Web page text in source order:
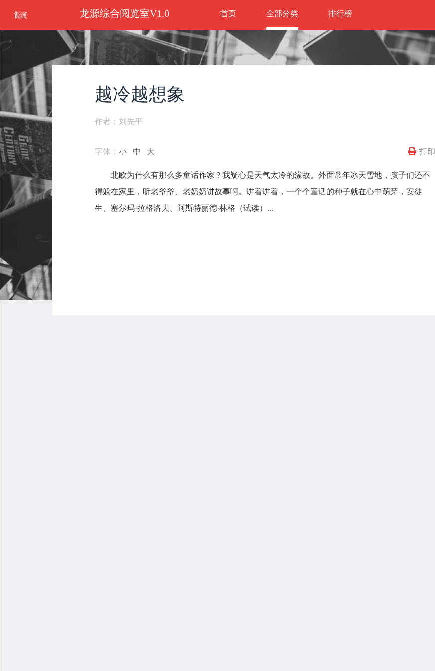
龙源综合阅览室V1.0 首页 全部分类 排行榜
越冷越想象
作者：刘先平
字体：小 中 大 打印
北欧为什么有那么多童话作家？我疑心是天气太冷的缘故。外面常年冰天雪地，孩子们还不
得躲在家里，听老爷爷、老奶奶讲故事啊。讲着讲着，一个个童话的种子就在心中萌芽，安徒
生、塞尔玛·拉格洛夫、阿斯特丽德·林格（试读）...